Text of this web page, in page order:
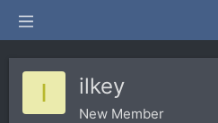
I ilkey
New Member